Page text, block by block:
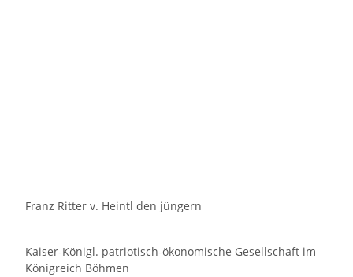
Franz Ritter v. Heintl den jüngern
Kaiser-Königl. patriotisch-ökonomische Gesellschaft im
Königreich Böhmen